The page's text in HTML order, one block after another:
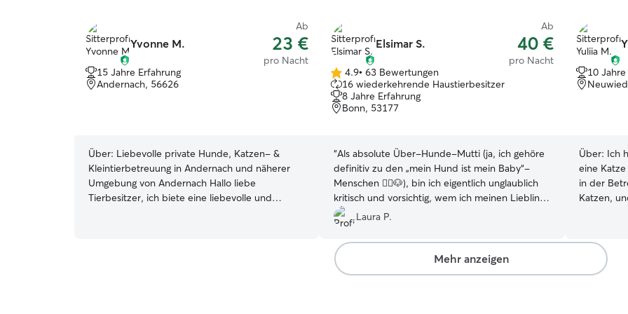
Yvonne M.
Ab
23 €
pro Nacht
15 Jahre Erfahrung
Andernach, 56626
Über: Liebevolle private Hunde, Katzen- &
Kleintierbetreuung in Andernach und näherer
Umgebung von Andernach Hallo liebe
Tierbesitzer, ich biete eine liebevolle und
Elsimar S.
Ab
40 €
pro Nacht
4.9
von
5
Sternen
4.9• 63 Bewertungen
16 wiederkehrende Haustierbesitzer
8 Jahre Erfahrung
Bonn, 53177
“Als absolute Über-Hunde-Mutti (ja, ich gehöre
definitiv zu den „mein Hund ist mein Baby“-
Menschen 🙋‍♀️🐶), bin ich eigentlich unglaublich
kritisch und vorsichtig, wem ich meinen Liebling
überhaupt anvertraue. Aber was soll ich sagen?
Ich bin restlos begeistert! ❤️ Meine Fellnase
wurde nicht nur super betreut, sondern mit so
viel Liebe, Geduld und Herzlichkeit umsorgt,
dass ich fast ein kleines bisschen eifersüchtig war
Laura P.
10
Über: Ich
eine
in der
Katzen,
auch mit
Verhalten
Mehr anzeigen